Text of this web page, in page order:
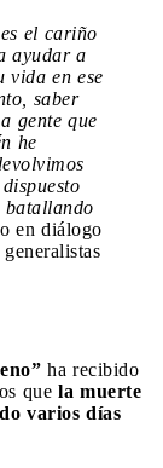
el cariño
ayudar a
vida en ese
saber
gente que
he
batallando
en diálogo
ha recibido
que la muerte
varios días